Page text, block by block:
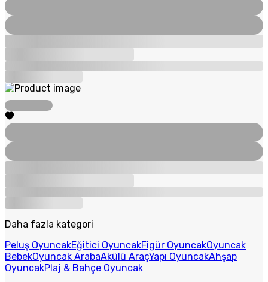
Daha fazla kategori
Peluş OyuncakEğitici OyuncakFigür OyuncakOyuncak
BebekOyuncak ArabaAkülü AraçYapı OyuncakAhşap
OyuncakPlaj & Bahçe Oyuncak